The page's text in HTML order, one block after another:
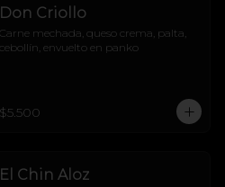
Don Criollo
Carne mechada, queso crema, palta,
cebollín, envuelto en panko
$5.500
El Chin Aloz